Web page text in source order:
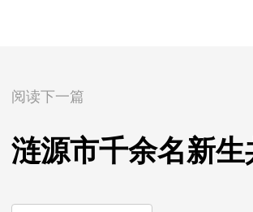
阅读下一篇
涟源市千余名新